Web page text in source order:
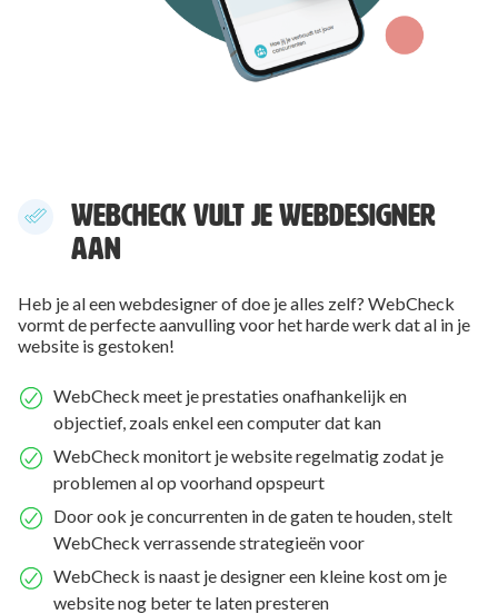
WEBCHECK VULT JE WEBDESIGNER
AAN
Heb je al een webdesigner of doe je alles zelf? WebCheck
vormt de perfecte aanvulling voor het harde werk dat al in je
website is gestoken!
WebCheck meet je prestaties onafhankelijk en
objectief, zoals enkel een computer dat kan
WebCheck monitort je website regelmatig zodat je
problemen al op voorhand opspeurt
Door ook je concurrenten in de gaten te houden, stelt
WebCheck verrassende strategieën voor
WebCheck is naast je designer een kleine kost om je
website nog beter te laten presteren